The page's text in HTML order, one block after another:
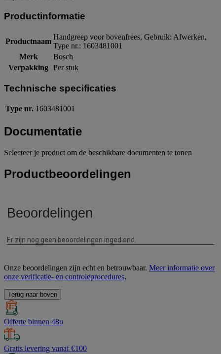
Productinformatie
Productnaam
Handgreep voor bovenfrees, Gebruik: Afwerken,
Type nr.: 1603481001
Merk
Bosch
Verpakking Per stuk
Technische specificaties
Type nr. 1603481001
Documentatie
Selecteer je product om de beschikbare documenten te tonen
Productbeoordelingen
Onze beoordelingen zijn echt en betrouwbaar. Meer informatie over
onze verificatie- en controleprocedures.
Terug naar boven
Offerte binnen 48u
Gratis levering vanaf €100